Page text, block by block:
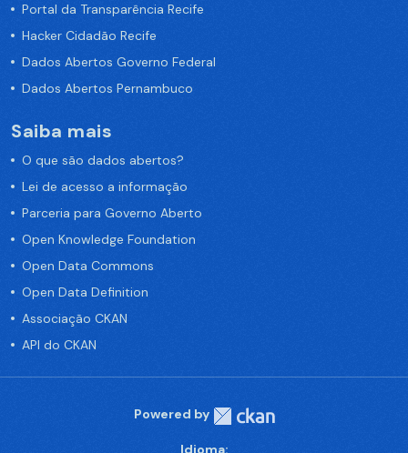
Portal da Transparência Recife
Hacker Cidadão Recife
Dados Abertos Governo Federal
Dados Abertos Pernambuco
Saiba mais
O que são dados abertos?
Lei de acesso a informação
Parceria para Governo Aberto
Open Knowledge Foundation
Open Data Commons
Open Data Definition
Associação CKAN
API do CKAN
Powered by
Idioma